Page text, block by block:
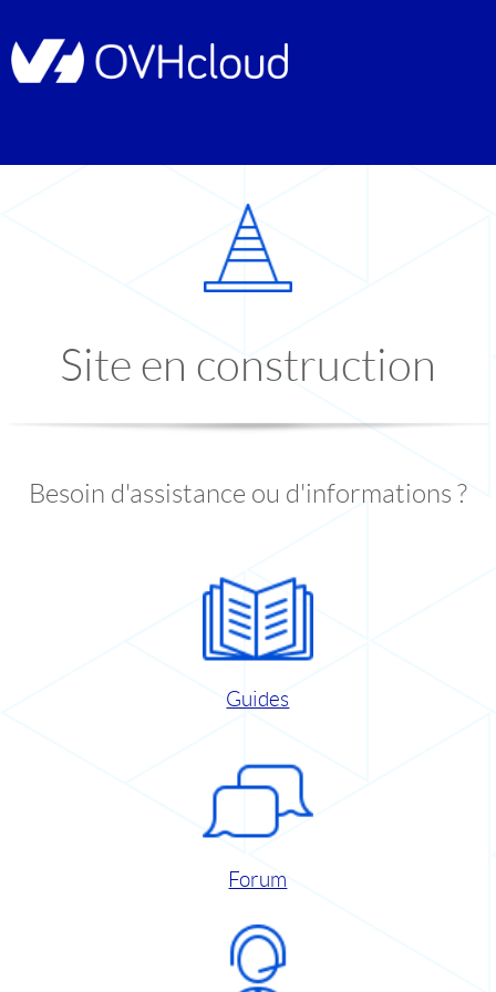
Site en construction
Besoin d'assistance ou d'informations ?
Guides
Forum